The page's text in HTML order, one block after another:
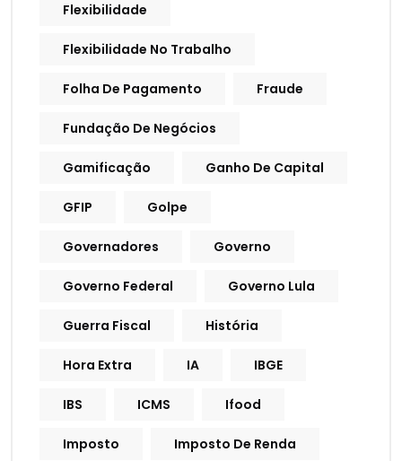
Flexibilidade
Flexibilidade No Trabalho
Folha De Pagamento Fraude
Fundação De Negócios
Gamificação Ganho De Capital
GFIP Golpe
Governadores Governo
Governo Federal Governo Lula
Guerra Fiscal História
Hora Extra IA IBGE
IBS ICMS Ifood
Imposto Imposto De Renda